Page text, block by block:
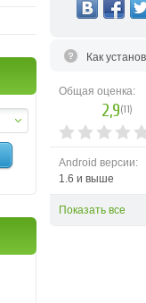
Как
Общая оценка:
2,9(11)
Android версии:
1.6 и выше
Показать все